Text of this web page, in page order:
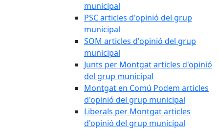
municipal
PSC articles d'opinió del grup
municipal
SOM articles d'opinió del grup
municipal
Junts per Montgat articles d'opinió
del grup municipal
Montgat en Comú Podem articles
d'opinió del grup municipal
Liberals per Montgat articles
d'opinió del grup municipal